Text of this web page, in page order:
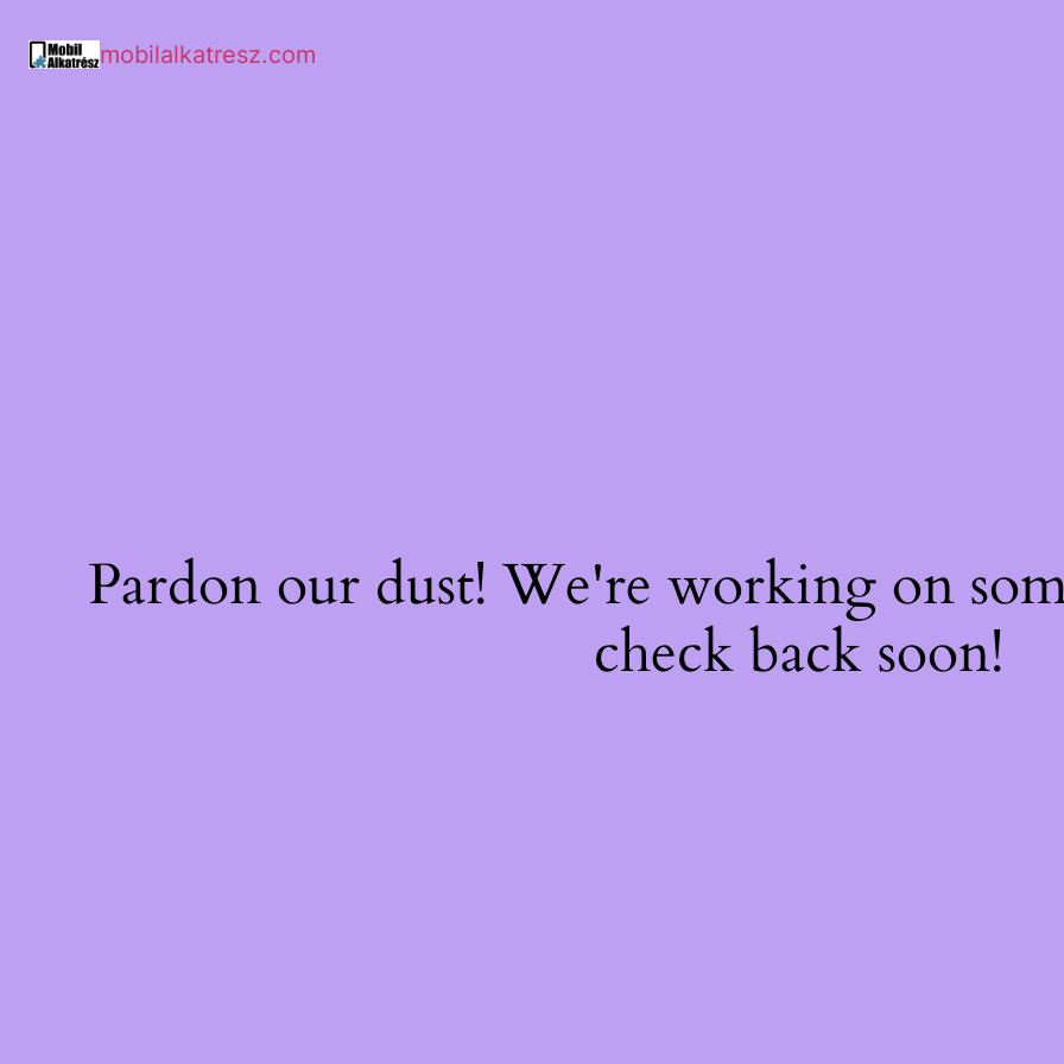
mobilalkatresz.com
Pardon our dust! We're working on
check back soon!